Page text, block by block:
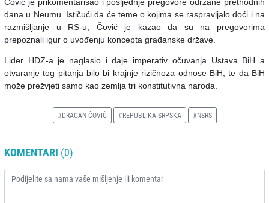
dana u Neumu. Ističući da će teme o kojima se raspravljalo doći i na
razmišljanje u RS-u, Čović je kazao da su na pregovorima
prepoznali igur o uvođenju koncepta građanske države.
Lider HDZ-a je naglasio i daje imperativ očuvanja Ustava BiH a
otvaranje tog pitanja bilo bi krajnje rizičnoza odnose BiH, te da BiH
može prežvjeti samo kao zemlja tri konstitutivna naroda.
#DRAGAN ČOVIĆ #REPUBLIKA SRPSKA #NSRS
KOMENTARI (0)